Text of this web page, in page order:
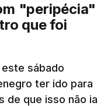
"peripécia"
que foi
sábado
ter ido para
de que isso não ia